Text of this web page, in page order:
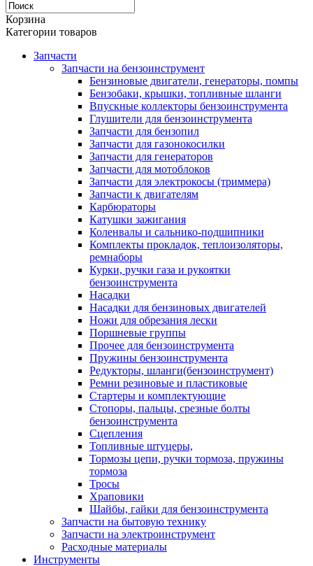
Корзина
Категории товаров
Запчасти
Запчасти на бензоинструмент
Бензиновые двигатели, генераторы, помпы
Бензобаки, крышки, топливные шланги
Впускные коллекторы бензоинструмента
Глушители для бензоинструмента
Запчасти для бензопил
Запчасти для газонокосилки
Запчасти для генераторов
Запчасти для мотоблоков
Запчасти для электрокосы (триммера)
Запчасти к двигателям
Карбюраторы
Катушки зажигания
Коленвалы и сальнико-подшипники
Комплекты прокладок, теплоизоляторы,
ремнаборы
Курки, ручки газа и рукоятки
бензоинструмента
Насадки
Насадки для бензиновых двигателей
Ножи для обрезания лески
Поршневые группы
Прочее для бензоинструмента
Пружины бензоинструмента
Редукторы, шланги(бензоинструмент)
Ремни резиновые и пластиковые
Стартеры и комплектующие
Стопоры, пальцы, срезные болты
бензоинструмента
Сцепления
Топливные штуцеры,
Тормозы цепи, ручки тормоза, пружины
тормоза
Тросы
Храповики
Шайбы, гайки для бензоинструмента
Запчасти на бытовую технику
Запчасти на электроинструмент
Расходные материалы
Инструменты